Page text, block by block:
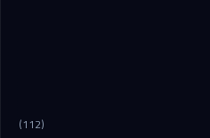
(112)